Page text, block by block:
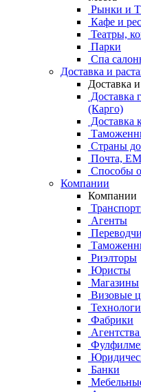
Рынки и
Кафе и
Театры,
Парки
Спа
Доставка и
Доставка
Доставка
(Карго)
Доставка
Страны
Почта,
Способы
Компании
Компании
Агенты
Риэлторы
Юристы
Магазины
Визовые
Технологи
Фабрики
Банки